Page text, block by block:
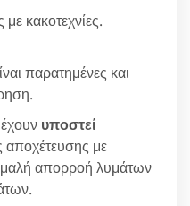
κακοτεχνίες.
παρατημένες και
υποστεί
αποχέτευσης με
απορροή λυμάτων